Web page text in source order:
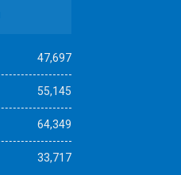
47,697
55,145
64,349
33,717